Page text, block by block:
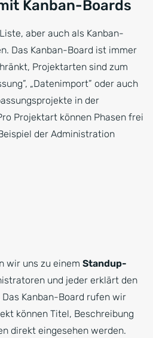
Kanban-Boards
aber auch als Kanban-
Das Kanban-Board ist immer
Projektarten sind zum
„Datenimport” oder auch
in der
Projektart können Phasen frei
der Administration
wir uns zu einem Standup-
und jeder erklärt den
Kanban-Board rufen wir
können Titel, Beschreibung
direkt eingesehen werden.